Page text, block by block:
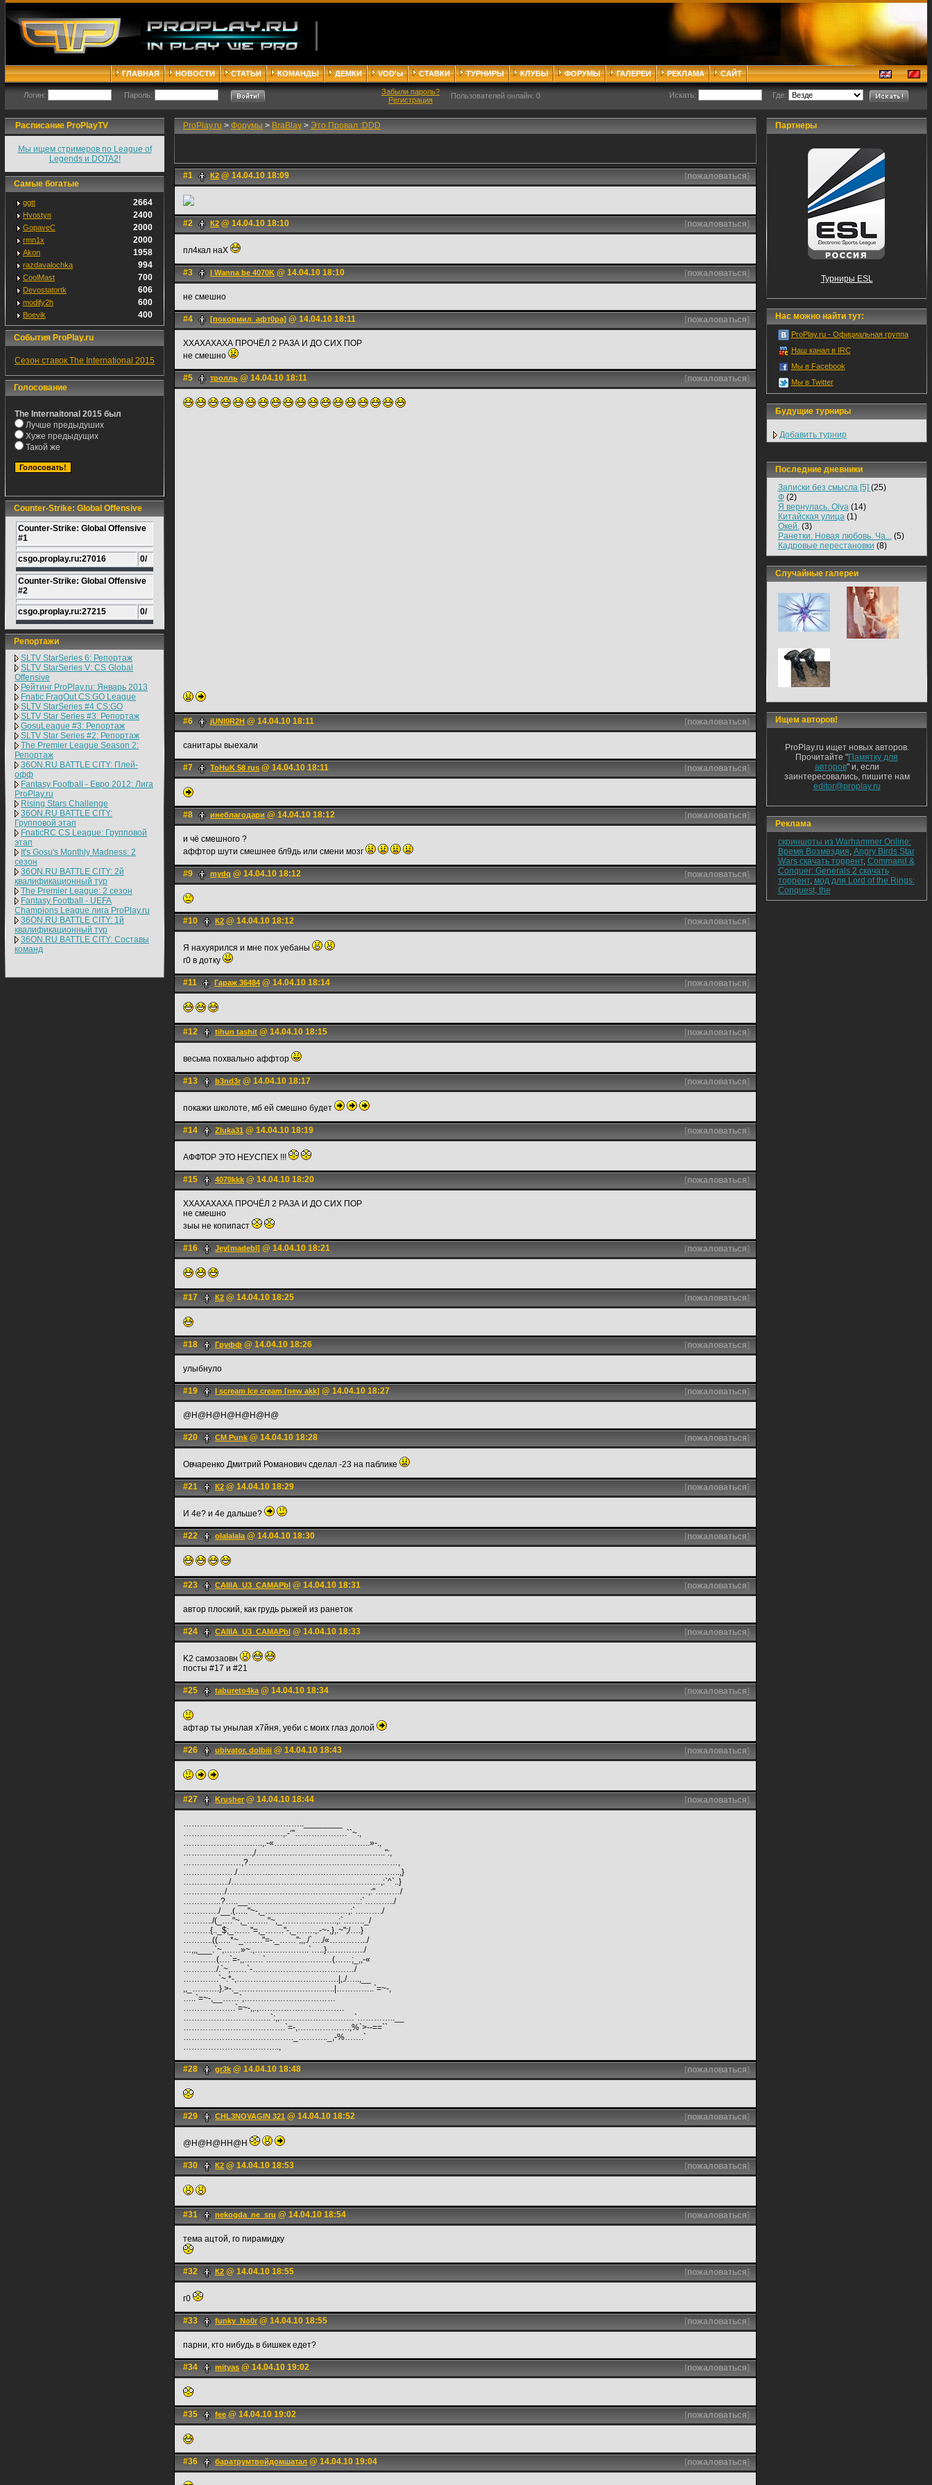
ГЛАВНАЯ НОВОСТИ СТАТЬИ КОМАНДЫ ДЕМКИ VOD'ы СТАВКИ ТУРНИРЫ КЛУБЫ ФОРУМЫ ГАЛЕРЕИ РЕКЛАМА САЙТ
Логин: Пароль:
Забыли пароль?
Регистрация
Пользователей онлайн: 0 Искать: Где:
Расписание ProPlayTV
Мы ищем стримеров по League of
Legends и DOTA2!
Самые богатые
ggtt 2664
Hvostyn 2400
GopaveC 2000
rmn1x 2000
Akon 1958
razdavalochka 994
CoolMast 700
Devostatortk 606
modify2h 600
Boevik 400
События ProPlay.ru
Сезон ставок The International 2015
Голосование
The Internaitonal 2015 был
Лучше предыдуших
Хуже предыдущих
Такой же
Counter-Strike: Global Offensive
Counter-Strike: Global Offensive
#1
csgo.proplay.ru:27016 0/
Counter-Strike: Global Offensive
#2
csgo.proplay.ru:27215 0/
Репортажи
SLTV StarSeries 6: Репортаж
SLTV StarSeries V: CS Global
Offensive
Рейтинг ProPlay.ru: Январь 2013
Fnatic FragOut CS:GO League
SLTV StarSeries #4 CS:GO
SLTV Star Series #3: Репортаж
GosuLeague #3: Репортаж
SLTV Star Series #2: Репортаж
The Premier League Season 2:
Репортаж
36ON.RU BATTLE CITY: Плей-
офф
Fantasy Football - Евро 2012: Лига
ProPlay.ru
Rising Stars Challenge
36ON.RU BATTLE CITY:
Групповой этап
FnaticRC CS League: Групповой
этап
It's Gosu's Monthly Madness: 2
сезон
36ON.RU BATTLE CITY: 2й
квалификационный тур
The Premier League: 2 cезон
Fantasy Football - UEFA
Champions League лига ProPlay.ru
36ON.RU BATTLE CITY: 1й
квалификационный тур
36ON.RU BATTLE CITY: Составы
команд
ProPlay.ru > Форумы > BraBlay > Это Провал :DDD
#1 К2 @ 14.04.10 18:09 [пожаловаться]
#2 К2 @ 14.04.10 18:10 [пожаловаться]
пл4кал наХ
#3 I Wanna be 4070K @ 14.04.10 18:10 [пожаловаться]
не смешно
#4 [покормил_афт0ра] @ 14.04.10 18:11 [пожаловаться]
ХХАХАХАХА ПРОЧЁЛ 2 РАЗА И ДО СИХ ПОР
не смешно
#5 тролль @ 14.04.10 18:11 [пожаловаться]
#6 jUNI0R2H @ 14.04.10 18:11 [пожаловаться]
санитары выехали
#7 ToHuK 58 rus @ 14.04.10 18:11 [пожаловаться]
#8 инеблагодари @ 14.04.10 18:12 [пожаловаться]
и чё смешного ?
аффтор шути смешнее бл9дь или смени мозг
#9 mydq @ 14.04.10 18:12 [пожаловаться]
#10 К2 @ 14.04.10 18:12 [пожаловаться]
Я нахуярился и мне пох уебаны
г0 в дотку
#11 Гараж 36484 @ 14.04.10 18:14 [пожаловаться]
#12 tihun tashit @ 14.04.10 18:15 [пожаловаться]
весьма похвально аффтор
#13 b3nd3r @ 14.04.10 18:17 [пожаловаться]
покажи школоте, мб ей смешно будет
#14 Zluka31 @ 14.04.10 18:19 [пожаловаться]
АФФТОР ЭТО НЕУСПЕХ !!!
#15 4070kkk @ 14.04.10 18:20 [пожаловаться]
ХХАХАХАХА ПРОЧЁЛ 2 РАЗА И ДО СИХ ПОР
не смешно
зыы не копипаст
#16 Jey[madebl] @ 14.04.10 18:21 [пожаловаться]
#17 К2 @ 14.04.10 18:25 [пожаловаться]
#18 Груфф @ 14.04.10 18:26 [пожаловаться]
улыбнуло
#19 I scream Ice cream [new akk] @ 14.04.10 18:27 [пожаловаться]
@H@H@H@H@H@H@
#20 CM Punk @ 14.04.10 18:28 [пожаловаться]
Овчаренко Дмитрий Романович сделал -23 на паблике
#21 К2 @ 14.04.10 18:29 [пожаловаться]
И 4е? и 4е дальше?
#22 olalalala@ 14.04.10 18:30 [пожаловаться]
#23 CAIIIA_U3_CAMAPbI @ 14.04.10 18:31 [пожаловаться]
автор плоский, как грудь рыжей из ранеток
#24 CAIIIA_U3_CAMAPbI @ 14.04.10 18:33 [пожаловаться]
K2 самозаовн
посты #17 и #21
#25 tabureto4ka@ 14.04.10 18:34 [пожаловаться]
афтар ты унылая х7йня, уеби с моих глаз долой
#26 ubivator. dolbiii @ 14.04.10 18:43 [пожаловаться]
#27 Krusher @ 14.04.10 18:44 [пожаловаться]
……………………………………..________
………………………………,.-‘"……………….``~.,
………………………..,.-«……………………………..»-.,
…………………….,/………………………………………..":,
…………………,?………………………………………………,
………………./…………………………………………………..,}
……………../………………………………………………,:`^`..}
……………/……………………………………………,:"………/
…………..?…..__…………………………………..:`………../
…………./__.(….."~-,_…………………………,:`………./
………../(_…."~,_…….."~,_………………..,:`…….._/
……….{.._$;_……"=,_……."-,_…….,.-~-,},.~";/….}
………..((…..*~_……."=-._……";,,./`…./«…………../
…,,,___.`~,……»~.,………………..`…..}…………../
…………(….`=-,,…….`……………………(……;_,,-«
…………/.`~,……`-………………………….……/
………….`~.*-,……………………………….|,./…..,__
,,_……….}.>-._……………………………..|…………..`=~-,
…..`=~-,__……`,……………………………
……………….`=~-,,.,………………………….
…………………………..`:,,………………………`…………..__
……………………………….`=-,……………….,%`>--==``
…………………………………._……….._,-%…….`
……………………………..,
#28 gr3k @ 14.04.10 18:48 [пожаловаться]
#29 CHL3NOVAGIN 321 @ 14.04.10 18:52 [пожаловаться]
@H@H@HH@H
#30 К2 @ 14.04.10 18:53 [пожаловаться]
#31 nekogda_ne_sru @ 14.04.10 18:54 [пожаловаться]
тема ацтой, го пирамидку
#32 К2 @ 14.04.10 18:55 [пожаловаться]
г0
#33 funky_No0r @ 14.04.10 18:55 [пожаловаться]
парни, кто нибудь в бишкек едет?
#34 mityas @ 14.04.10 19:02 [пожаловаться]
#35 fee @ 14.04.10 19:02 [пожаловаться]
#36 баратрумтвойдомшатал @ 14.04.10 19:04 [пожаловаться]
Партнеры
Турниры ESL
Нас можно найти тут:
ProPlay.ru - Официальная группа
Наш канал в IRC
Мы в Facebook
Мы в Twitter
Будущие турниры
Добавить турнир
Последние дневники
Записки без смысла [5] (25)
Ф(2)
Я вернулась. Olya(14)
Китайская улица(1)
Окей.(3)
Ранетки: Новая любовь. Ча...(5)
Кадровые перестановки (8)
Случайные галереи
Ищем авторов!
ProPlay.ru ищет новых авторов.
Прочитайте "Памятку для
авторов" и, если
заинтересовались, пишите нам
editor@proplay.ru
Реклама
скриншоты из Warhammer Online:
Время Возмездия, Angry Birds Star
Wars скачать торрент, Command &
Conquer: Generals 2 скачать
торрент, мод для Lord of the Rings:
Conquest, the